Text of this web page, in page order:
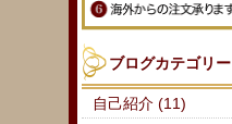
ブログカテゴリー
自己紹介 (11)